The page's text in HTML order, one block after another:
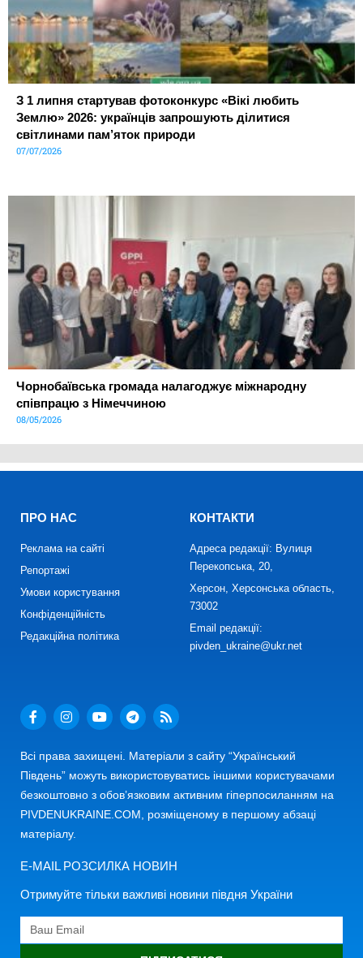
З 1 липня стартував фотоконкурс «Вікі любить
Землю» 2026: українців запрошують ділитися
світлинами пам’яток природи
07/07/2026
Чорнобаївська громада налагоджує міжнародну
співпрацю з Німеччиною
08/05/2026
ПРО НАС
Реклама на сайті
Репортажі
Умови користування
Конфіденційність
Редакційна політика
КОНТАКТИ
Адреса редакції: Вулиця
Перекопська, 20,
Херсон, Херсонська область,
73002
Email редакції:
pivden_ukraine@ukr.net
Всі права захищені. Матеріали з сайту “Український
Південь” можуть використовуватись іншими користувачами
безкоштовно з обов’язковим активним гіперпосиланням на
PIVDENUKRAINE.COM, розміщеному в першому абзаці
матеріалу.
E-MAIL РОЗСИЛКА НОВИН
Отримуйте тільки важливі новини півдня України